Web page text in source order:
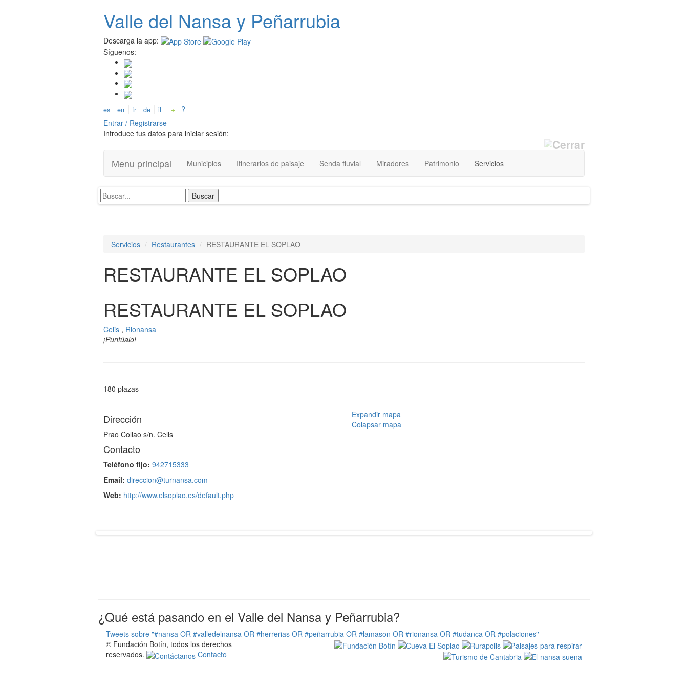
Valle del Nansay Peñarrubia
Descarga la app:
Síguenos:
es en fr de it +
?
Entrar / Registrarse
Introduce tus datos para iniciar sesión:
Menu principal Municipios Itinerarios de paisaje Senda fluvial Miradores Patrimonio Servicios
Servicios Restaurantes RESTAURANTE EL SOPLAO
RESTAURANTE EL SOPLAO
RESTAURANTE EL SOPLAO
Celis , Rionansa
¡Puntúalo!
180 plazas
Dirección
Prao Collao s/n. Celis
Contacto
Teléfono fijo: 942715333
Email: direccion@turnansa.com
Web: http://www.elsoplao.es/default.php
Expandir mapa
Colapsar mapa
¿Qué está pasando en el Valle del Nansa y Peñarrubia?
Tweets sobre "#nansa OR #valledelnansa OR #herrerias OR #peñarrubia OR #lamason OR #rionansa OR #tudanca OR #polaciones"
© Fundación Botín, todos los derechos
reservados.
Contacto